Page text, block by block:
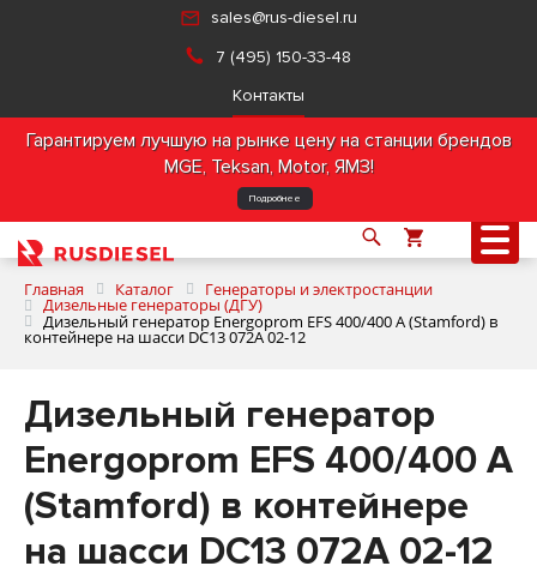
sales@rus-diesel.ru
7 (495) 150-33-48
Контакты
Гарантируем лучшую на рынке цену на станции брендов
MGE, Teksan, Motor, ЯМЗ!
Подробнее
Продукция
Клиентам
Главная Каталог Генераторы и электростанции
Дизельные генераторы (ДГУ)
Дизельный генератор Energoprom EFS 400/400 A (Stamford) в
контейнере на шасси DС13 072A 02-12
Дизельный генератор
Energoprom EFS 400/400 A
(Stamford) в контейнере
на шасси DС13 072A 02-12